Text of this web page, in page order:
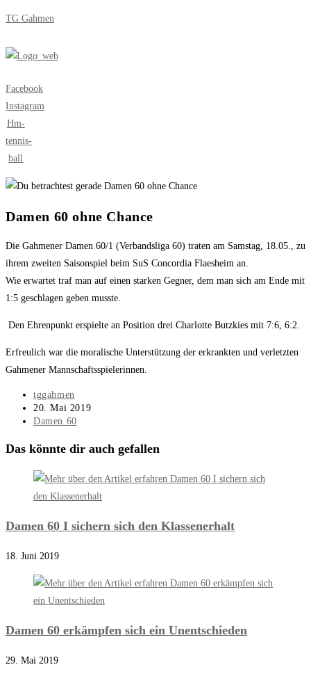
Zum
springen
TG Gahmen
Facebook
Instagram
Hm-
tennis-
ball
Damen 60 ohne Chance
Die Gahmener Damen 60/1 (Verbandsliga 60) traten am Samstag, 18.05., zu
ihrem zweiten Saisonspiel beim SuS Concordia Flaesheim an.
Wie erwartet traf man auf einen starken Gegner, dem man sich am Ende mit
1:5 geschlagen geben musste.
Den Ehrenpunkt erspielte an Position drei Charlotte Butzkies mit 7:6, 6:2.
Erfreulich war die moralische Unterstützung der erkrankten und verletzten
Gahmener Mannschaftsspielerinnen.
Beitrags-
Autor:
tggahmen
Beitrag
veröffentlicht:
20. Mai 2019
Beitrags-
Damen 60
Das könnte dir auch gefallen
Damen 60 I sichern sich den Klassenerhalt
18. Juni 2019
Damen 60 erkämpfen sich ein Unentschieden
29. Mai 2019